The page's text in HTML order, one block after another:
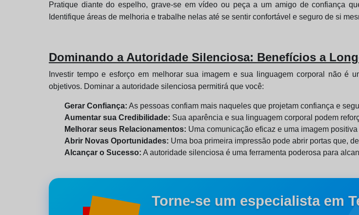
Pratique diante do espelho, grave-se em vídeo ou peça a um amigo de confiança
Identifique áreas de melhoria e trabalhe nelas até se sentir confortável e seguro de si
Dominando a Autoridade Silenciosa: Benefícios a
Investir tempo e esforço em melhorar sua imagem e sua linguagem corporal não é
objetivos. Dominar a autoridade silenciosa permitirá que você:
Gerar Confiança: As pessoas confiam mais naqueles que projetam confiança e
Aumentar sua Credibilidade: Sua aparência e sua linguagem corporal podem
Melhorar seus Relacionamentos: Uma comunicação eficaz e uma imagem
Abrir Novas Oportunidades: Uma boa primeira impressão pode abrir portas que,
Alcançar o Sucesso: A autoridade silenciosa é uma ferramenta poderosa para
Torne-se um especialista em